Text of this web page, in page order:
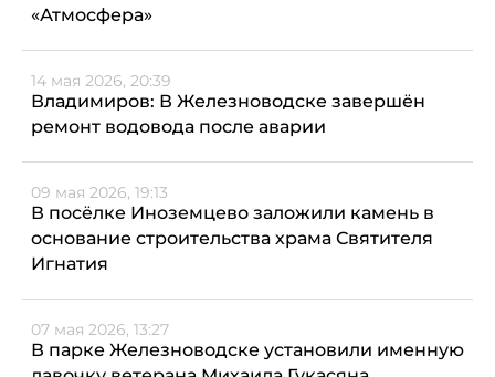
«Атмосфера»
14 мая 2026, 20:39
Владимиров: В Железноводске завершён
ремонт водовода после аварии
09 мая 2026, 19:13
В посёлке Иноземцево заложили камень в
основание строительства храма Святителя
Игнатия
07 мая 2026, 13:27
В парке Железноводске установили именную